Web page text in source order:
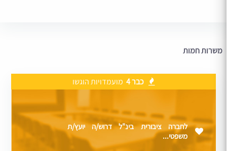
משרות חמות
כבר 4 מועמדויות הוגשו
לחברה ציבורית בינ"ל דרוש/ה יועץ/ת
משפטי...